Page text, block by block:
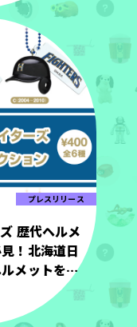
プレスリリース
歴代ヘルメ
！北海道日
メットを手